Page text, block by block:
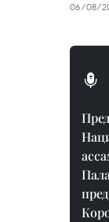
06/08/